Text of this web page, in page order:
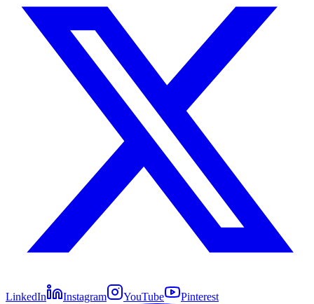
LinkedIn Instagram YouTube Pinterest